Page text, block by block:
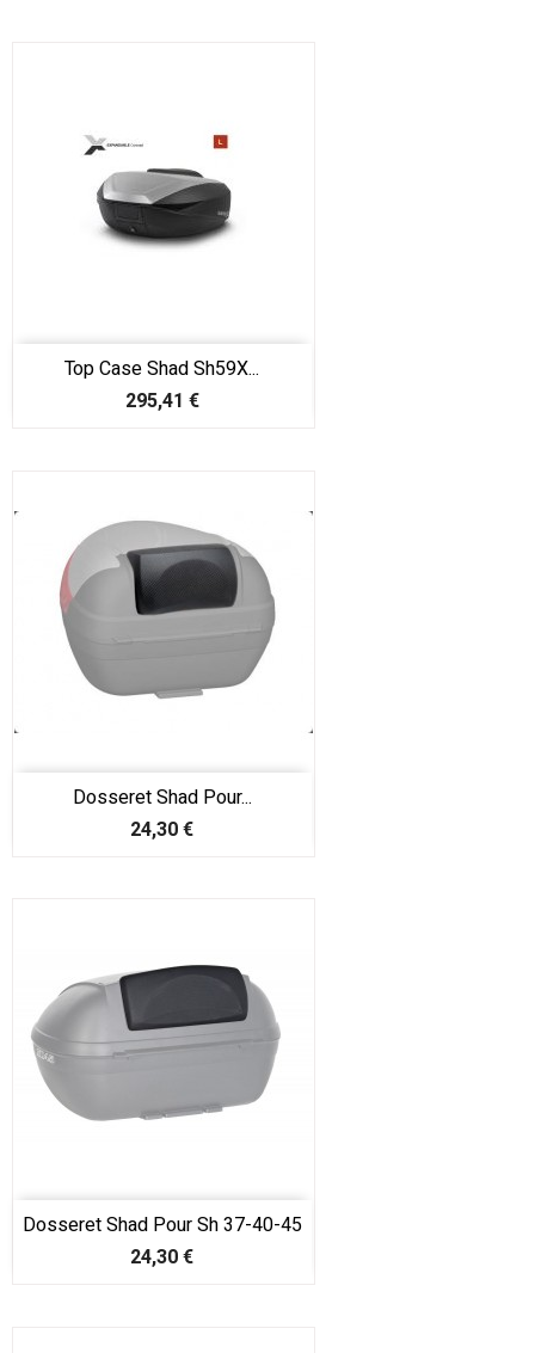
Top Case Shad Sh59X...
Prix
295,41 €
Dosseret Shad Pour...
Prix
24,30 €
Dosseret Shad Pour Sh 37-40-45
Prix
24,30 €